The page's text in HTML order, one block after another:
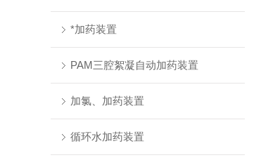
*加药装置
PAM三腔絮凝自动加药装置
加氯、加药装置
循环水加药装置